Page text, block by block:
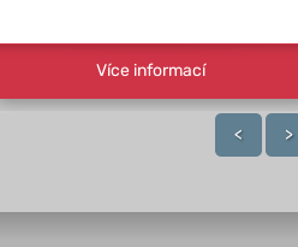
Více informací
< >